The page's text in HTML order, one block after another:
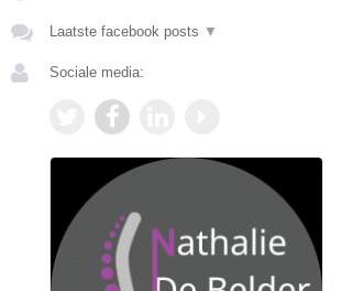
Laatste facebook posts ▼
Sociale media: